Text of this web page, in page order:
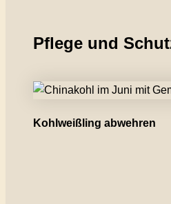
Pflege und
Kohlweißling abwehren